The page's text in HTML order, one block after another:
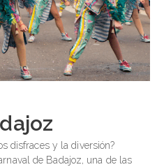
disfraces y la diversión?
de Badajoz, una de las